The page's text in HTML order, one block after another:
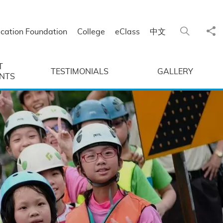
Foundation College eClass 中文 Search
TESTIMONIALS GALLERY